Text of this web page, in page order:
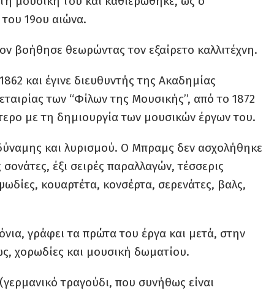
19ου αιώνα.
βοήθησε θεωρώντας τον εξαίρετο καλλιτέχνη.
και έγινε διευθυντής της Ακαδημίας
των “Φίλων της Μουσικής”, από το 1872
με τη δημιουργία των μουσικών έργων του.
και λυρισμού. Ο Μπραμς δεν ασχολήθηκε
έξι σειρές παραλλαγών, τέσσερις
κουαρτέτα, κονσέρτα, σερενάτες, βαλς,
γράφει τα πρώτα του έργα και μετά, στην
χορωδίες και μουσική δωματίου.
τραγούδι, που συνήθως είναι